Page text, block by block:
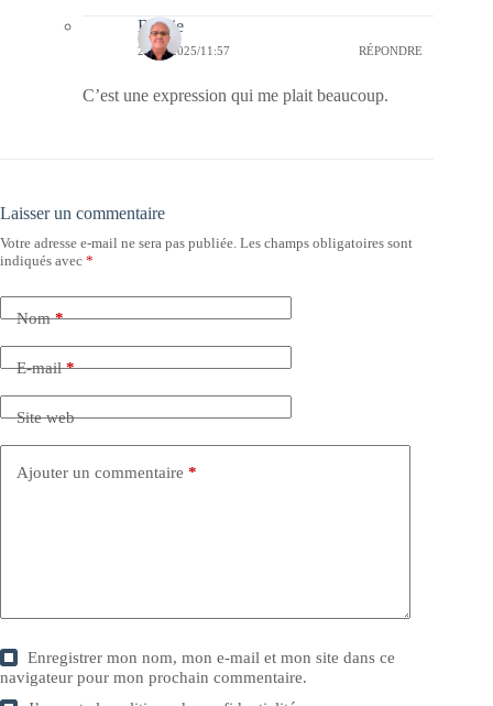
Bernie
25/01/2025/11:57 RÉPONDRE
C’est une expression qui me plait beaucoup.
Laisser un commentaire
Votre adresse e-mail ne sera pas publiée. Les champs obligatoires sont
indiqués avec *
Nom*
E-mail*
Site web
Ajouter un commentaire *
Enregistrer mon nom, mon e-mail et mon site dans ce
navigateur pour mon prochain commentaire.